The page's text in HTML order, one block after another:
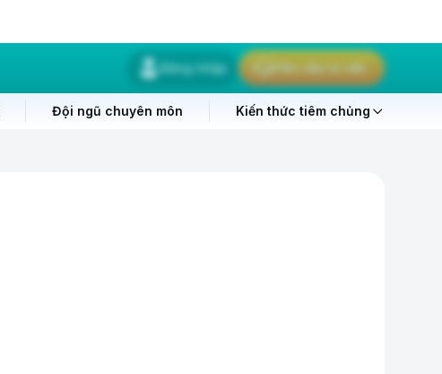
Đăng nhập Yêu cầu tư vấn
Đội ngũ chuyên môn Kiến thức tiêm chủng